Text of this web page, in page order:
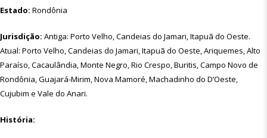
Estado: Rondônia
Jurisdição: Antiga: Porto Velho, Candeias do Jamari, Itapuã do Oeste.
Atual: Porto Velho, Candeias do Jamari, Itapuã do Oeste, Ariquemes, Alto
Paraíso, Cacaulândia, Monte Negro, Rio Crespo, Buritis, Campo Novo de
Rondônia, Guajará-Mirim, Nova Mamoré, Machadinho do D’Oeste,
Cujubim e Vale do Anari.
História: